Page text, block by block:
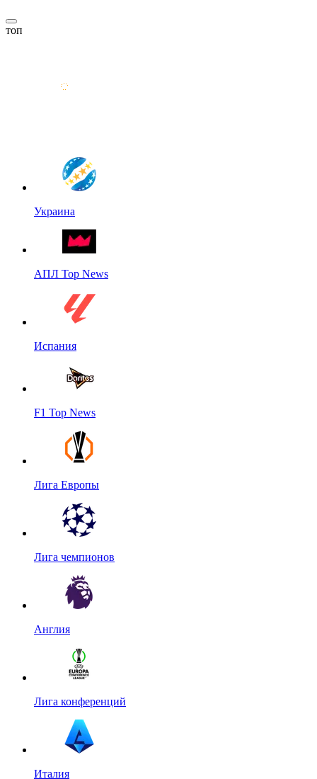
топ
Украина
АПЛ Top News
Испания
F1 Top News
Лига Европы
Лига чемпионов
Англия
Лига конференций
Италия